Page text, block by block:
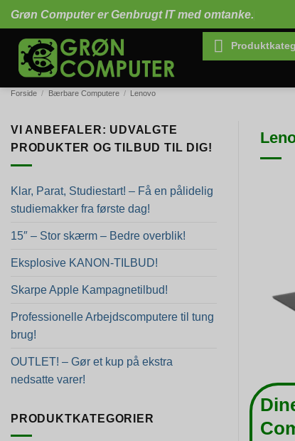
Fortsæt
til
indhold
Grøn Computer er Genbrugt IT med omtanke.
Forside / Bærbare Computere / Lenovo
VI ANBEFALER: UDVALGTE
PRODUKTER OG TILBUD TIL DIG!
Klar, Parat, Studiestart! – Få en pålidelig
studiemakker fra første dag!
15″ – Stor skærm – Bedre overblik!
Eksplosive KANON-TILBUD!
Skarpe Apple Kampagnetilbud!
Professionelle Arbejdscomputere til tung
brug!
OUTLET! – Gør et kup på ekstra
nedsatte varer!
PRODUKTKATEGORIER